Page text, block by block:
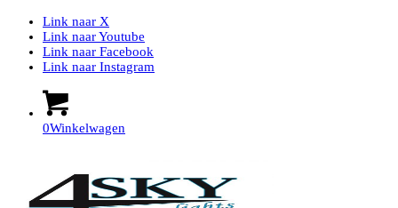
Link naar X
Link naar Youtube
Link naar Facebook
Link naar Instagram
0Winkelwagen